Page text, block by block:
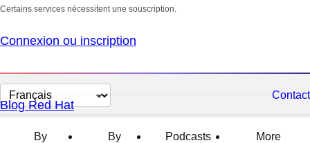
Certains services nécessitent une souscription.
Connexion ou inscription
Changer
la
langue
Contact
Blog Red Hat
By
By
Podcasts
More